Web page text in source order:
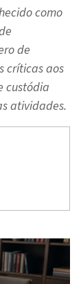
como
de
críticas aos
custódia
atividades.